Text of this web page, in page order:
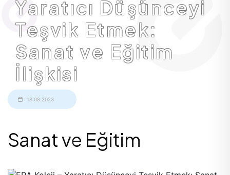
Yaratıcı Düşünceyi
Teşvik Etmek:
Sanat ve Eğitim
İlişkisi
18.08.2023
Sanat ve Eğitim